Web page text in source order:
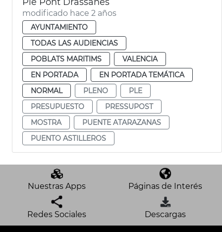
modificado hace 2 años
AYUNTAMIENTO
TODAS LAS AUDIENCIAS
POBLATS MARITIMS
VALENCIA
EN PORTADA
EN PORTADA TEMÁTICA
NORMAL
PLENO
PLE
PRESUPUESTO
PRESSUPOST
MOSTRA
PUENTE ATARAZANAS
PUENTO ASTILLEROS
Nuestras Apps Páginas de Interés
Redes Sociales Descargas